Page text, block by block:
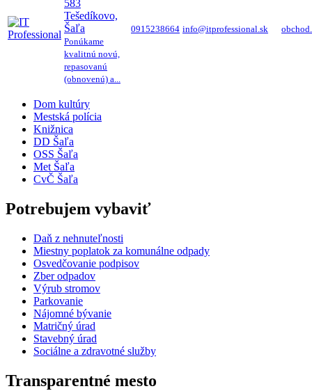
583
Tešedíkovo,
Šaľa
Ponúkame
kvalitnú novú,
repasovanú
(obnovenú) a...
0915238664 info@itprofessional.sk
Dom kultúry
Mestská polícia
Knižnica
DD Šaľa
OSS Šaľa
Met Šaľa
CvČ Šaľa
Potrebujem vybaviť
Daň z nehnuteľnosti
Miestny poplatok za komunálne odpady
Osvedčovanie podpisov
Zber odpadov
Výrub stromov
Parkovanie
Nájomné bývanie
Matričný úrad
Stavebný úrad
Sociálne a zdravotné služby
Transparentné mesto